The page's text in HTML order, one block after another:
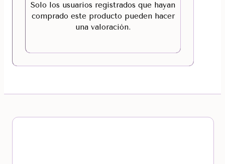
Solo los usuarios registrados que hayan
comprado este producto pueden hacer
una valoración.